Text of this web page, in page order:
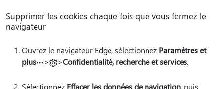
Supprimer les cookies chaque fois que vous fermez le
navigateur
Ouvrez le navigateur Edge, sélectionnez Paramètres et
plus
> >Confidentialité, recherche et services.
Sélectionnez Effacer les données de navigation, puis